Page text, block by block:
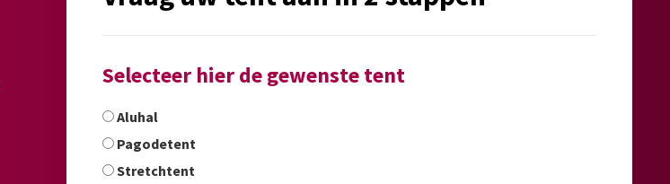
Selecteer hier de gewenste tent
Aluhal
Pagodetent
Stretchtent